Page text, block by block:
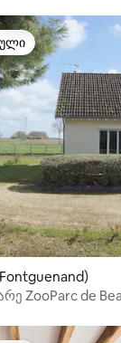
მოწინავე ვარიანტი
ZooParc de